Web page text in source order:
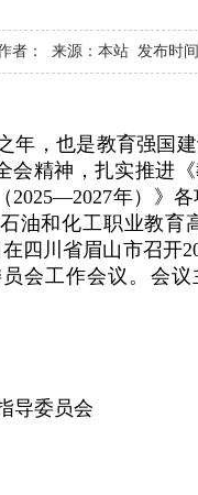
者： 来源：本站 发布时间
年，也是教育强国
会精神，扎实推进
2025—2027年）》
油和化工职业教
在四川省眉山市召开
会工作会议。会
导委员会